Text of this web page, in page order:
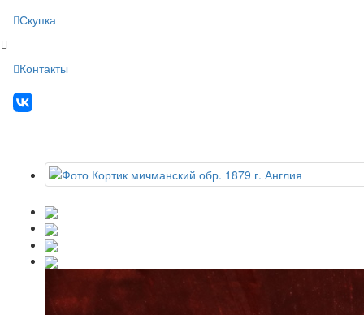
Скупка
Контакты